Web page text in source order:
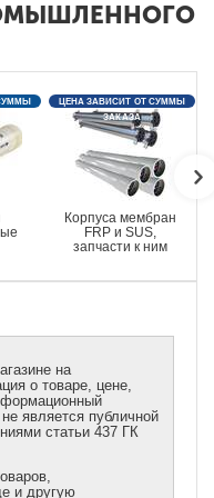
Корпуса мембран
FRP и SUS,
запчасти к ним
ЦЕНА ЗАВИСИТ ОТ СУММЫ
ЗАКАЗА
на
о товаре, цене,
является публичной
статьи 437 ГК
и другую